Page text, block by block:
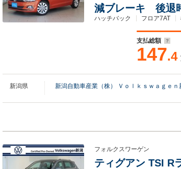
減ブレーキ 後退
ハッチバック フロア7AT
支払総額
147.4
新潟県 新潟自動車産業（株） Ｖｏｌｋｓｗａｇｅｎ
フォルクスワーゲン
ティグアン TSI